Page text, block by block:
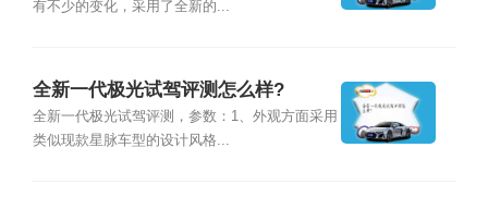
有不少的变化，采用了全新的...
全新一代极光试驾评测怎么样?
全新一代极光试驾评测，参数：1、外观方面采用
类似现款星脉车型的设计风格...